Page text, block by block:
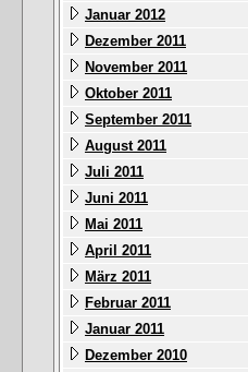
Januar 2012
Dezember 2011
November 2011
Oktober 2011
September 2011
August 2011
Juli 2011
Juni 2011
Mai 2011
April 2011
März 2011
Februar 2011
Januar 2011
Dezember 2010